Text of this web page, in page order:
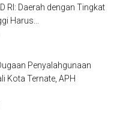
RI: Daerah dengan Tingkat
Harus...
Penyalahgunaan
Kota Ternate, APH